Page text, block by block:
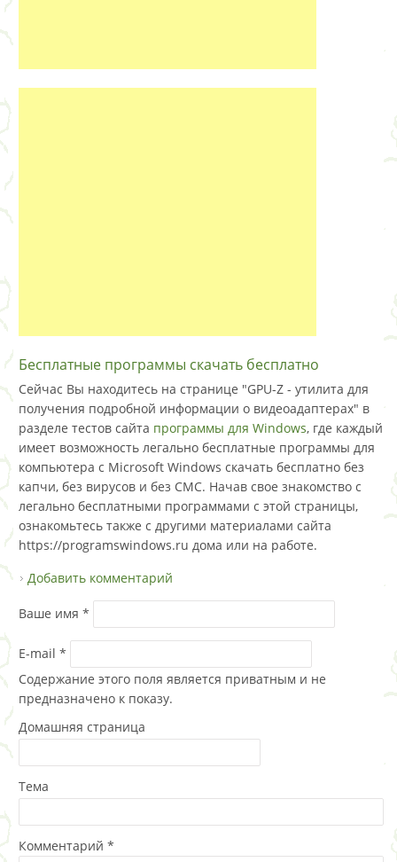
Бесплатные программы скачать бесплатно
Сейчас Вы находитесь на странице "GPU-Z - утилита для
получения подробной информации о видеоадаптерах" в
разделе тестов сайта программы для Windows, где каждый
имеет возможность легально бесплатные программы для
компьютера с Microsoft Windows скачать бесплатно без
капчи, без вирусов и без СМС. Начав свое знакомство с
легально бесплатными программами с этой страницы,
ознакомьтесь также с другими материалами сайта
https://programswindows.ru дома или на работе.
Добавить комментарий
Ваше имя *
E-mail *
Содержание этого поля является приватным и не
предназначено к показу.
Домашняя страница
Тема
Комментарий *